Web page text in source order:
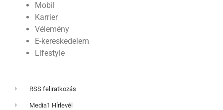
Mobil
Karrier
Vélemény
E-kereskedelem
Lifestyle
RSS feliratkozás
Media1 Hírlevél